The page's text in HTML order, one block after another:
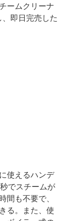
ームクリーナ
即日完売した
使えるハンデ
でスチームが
間も不要で、
る。また、使